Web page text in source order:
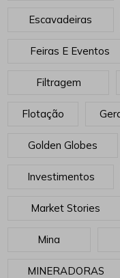
Escavadeiras
Feiras E Eventos
Filtragem
Flotação
Golden Globes
Investimentos
Market Stories
Mina
MINERADORAS